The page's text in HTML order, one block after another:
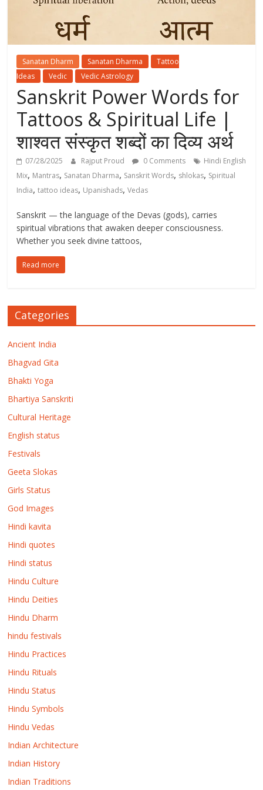
Sanatan Dharm Sanatan Dharma
Tattoo
Ideas
Vedic Vedic Astrology
Sanskrit Power Words for
Tattoos & Spiritual Life |
शाश्वत संस्कृत शब्दों का दिव्य अर्थ
07/28/2025 Rajput Proud 0 Comments
Hindi English
Mix, Mantras, Sanatan Dharma, Sanskrit Words, shlokas, Spiritual
India,tattoo ideas, Upanishads,Vedas
Sanskrit — the language of the Devas (gods), carries
spiritual vibrations that awaken deeper consciousness.
Whether you seek divine tattoos,
Read more
Categories
Ancient India
Bhagvad Gita
Bhakti Yoga
Bhartiya Sanskriti
Cultural Heritage
English status
Festivals
Geeta Slokas
Girls Status
God Images
Hindi kavita
Hindi quotes
Hindi status
Hindu Culture
Hindu Deities
Hindu Dharm
hindu festivals
Hindu Practices
Hindu Rituals
Hindu Status
Hindu Symbols
Hindu Vedas
Indian Architecture
Indian History
Indian Traditions